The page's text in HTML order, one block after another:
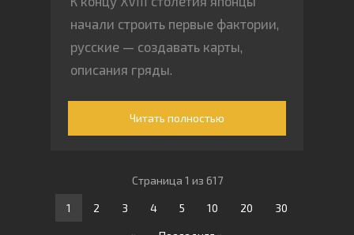
начали строить первые фактории,
русские — создавать карты,
описания гряды.
Читать полностью
Страница 1 из 617
1 2 3 4 5 10 20 30